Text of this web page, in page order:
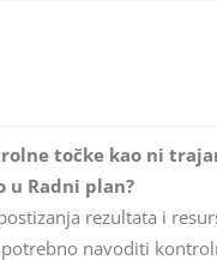
točke kao ni
u Radni plan?
rezultata i
navoditi